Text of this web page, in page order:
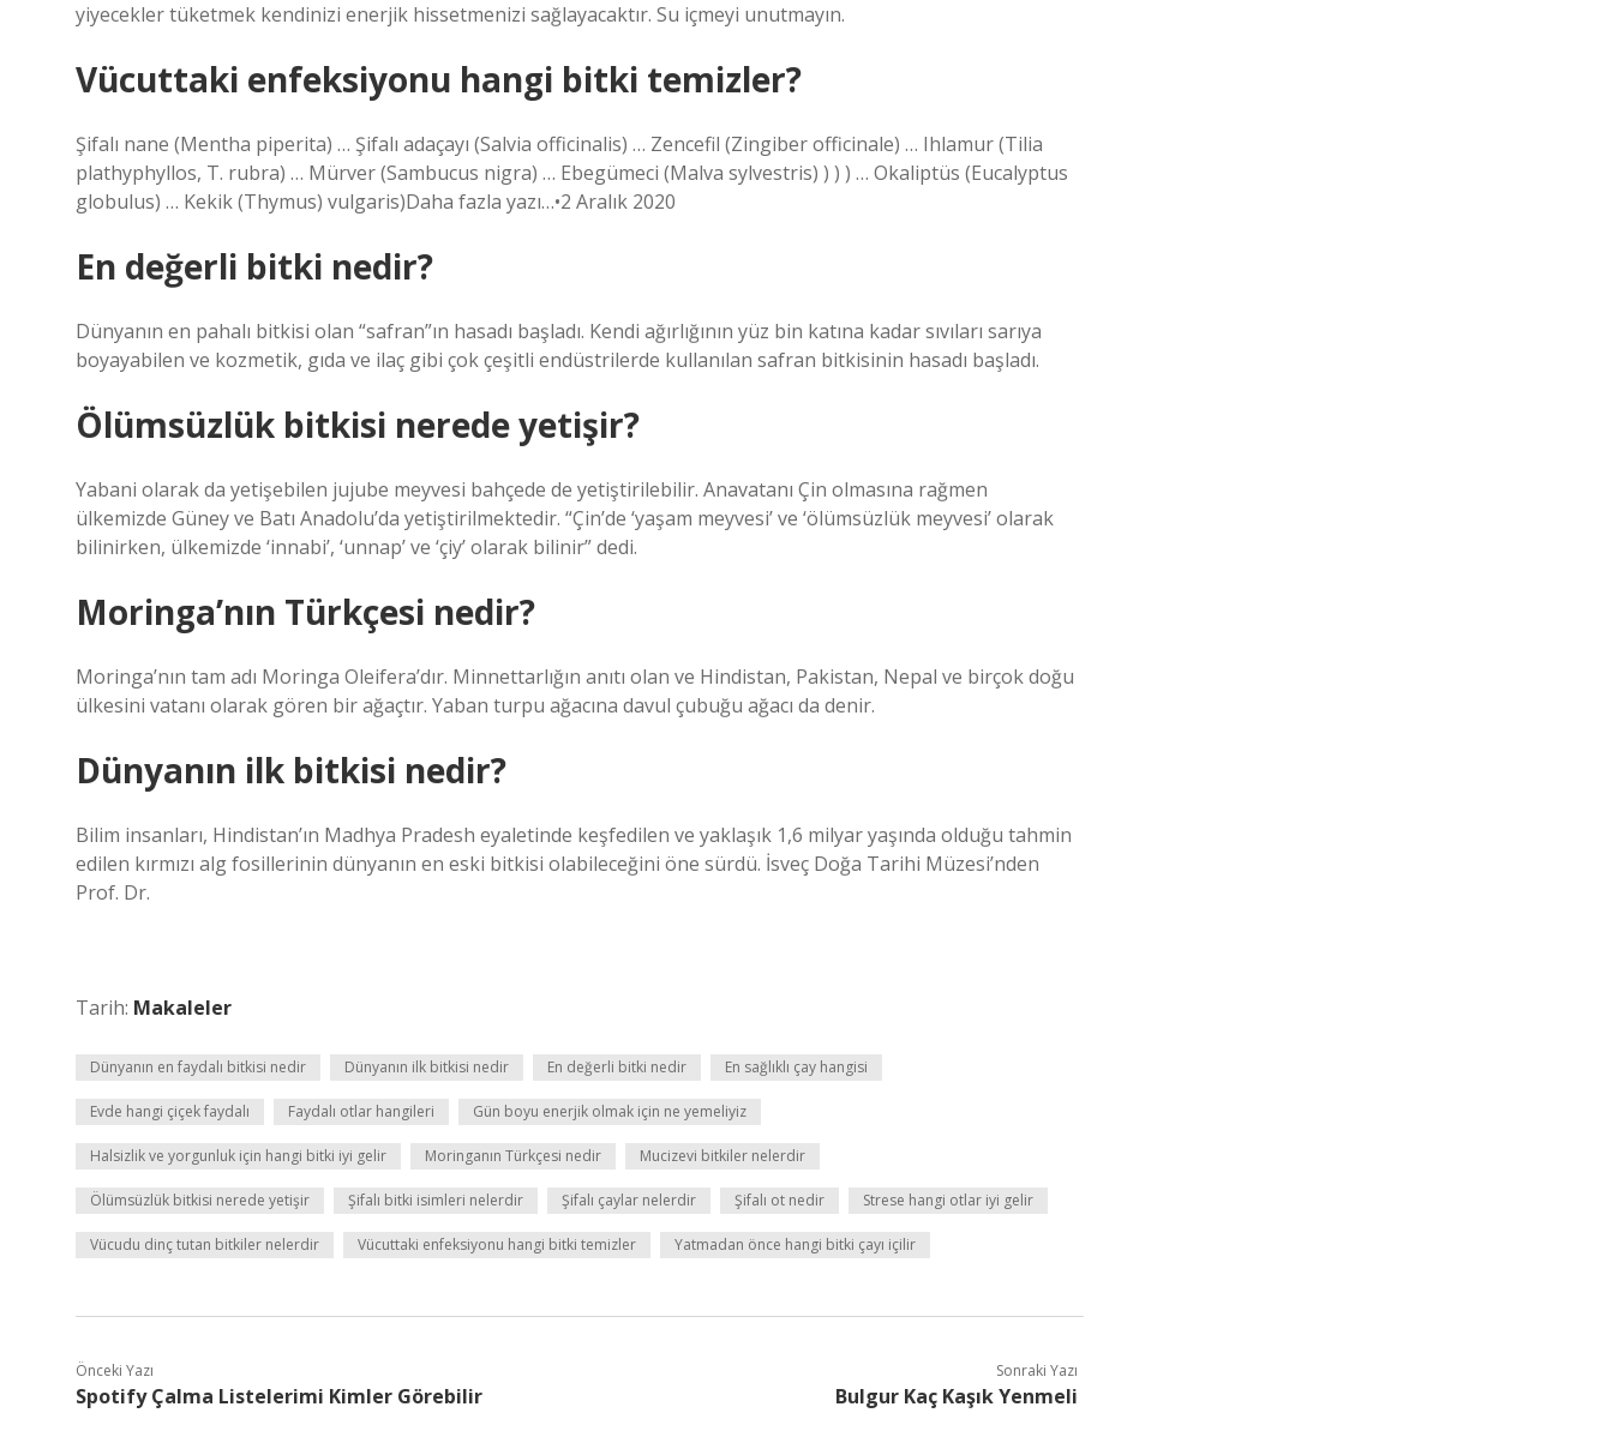
yiyecekler tüketmek kendinizi enerjik hissetmenizi sağlayacaktır. Su içmeyi unutmayın.
Vücuttaki enfeksiyonu hangi bitki temizler?
Şifalı nane (Mentha piperita) … Şifalı adaçayı (Salvia officinalis) … Zencefil (Zingiber officinale) … Ihlamur (Tilia
plathyphyllos, T. rubra) … Mürver (Sambucus nigra) … Ebegümeci (Malva sylvestris) ) ) ) … Okaliptüs (Eucalyptus
globulus) … Kekik (Thymus) vulgaris)Daha fazla yazı…•2 Aralık 2020
En değerli bitki nedir?
Dünyanın en pahalı bitkisi olan “safran”ın hasadı başladı. Kendi ağırlığının yüz bin katına kadar sıvıları sarıya
boyayabilen ve kozmetik, gıda ve ilaç gibi çok çeşitli endüstrilerde kullanılan safran bitkisinin hasadı başladı.
Ölümsüzlük bitkisi nerede yetişir?
Yabani olarak da yetişebilen jujube meyvesi bahçede de yetiştirilebilir. Anavatanı Çin olmasına rağmen
ülkemizde Güney ve Batı Anadolu’da yetiştirilmektedir. “Çin’de ‘yaşam meyvesi’ ve ‘ölümsüzlük meyvesi’ olarak
bilinirken, ülkemizde ‘innabi’, ‘unnap’ ve ‘çiy’ olarak bilinir” dedi.
Moringa’nın Türkçesi nedir?
Moringa’nın tam adı Moringa Oleifera’dır. Minnettarlığın anıtı olan ve Hindistan, Pakistan, Nepal ve birçok doğu
ülkesini vatanı olarak gören bir ağaçtır. Yaban turpu ağacına davul çubuğu ağacı da denir.
Dünyanın ilk bitkisi nedir?
Bilim insanları, Hindistan’ın Madhya Pradesh eyaletinde keşfedilen ve yaklaşık 1,6 milyar yaşında olduğu tahmin
edilen kırmızı alg fosillerinin dünyanın en eski bitkisi olabileceğini öne sürdü. İsveç Doğa Tarihi Müzesi’nden
Prof. Dr.
Tarih: Makaleler
Dünyanın en faydalı bitkisi nedir Dünyanın ilk bitkisi nedir En değerli bitki nedir En sağlıklı çay hangisi
Evde hangi çiçek faydalı Faydalı otlar hangileri Gün boyu enerjik olmak için ne yemeliyiz
Halsizlik ve yorgunluk için hangi bitki iyi gelir Moringanın Türkçesi nedir Mucizevi bitkiler nelerdir
Ölümsüzlük bitkisi nerede yetişir Şifalı bitki isimleri nelerdir Şifalı çaylar nelerdir Şifalı ot nedir Strese hangi otlar iyi gelir
Vücudu dinç tutan bitkiler nelerdir Vücuttaki enfeksiyonu hangi bitki temizler Yatmadan önce hangi bitki çayı içilir
Önceki Yazı
Spotify Çalma Listelerimi Kimler Görebilir
Sonraki Yazı
Bulgur Kaç Kaşık Yenmeli